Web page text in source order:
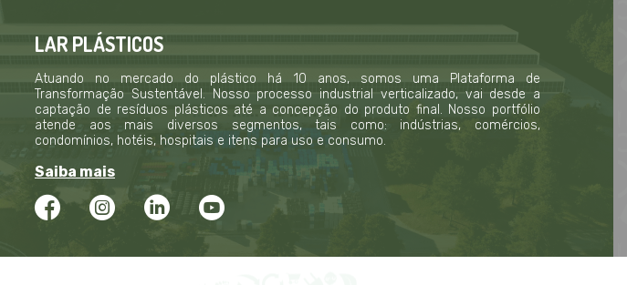
LAR PLÁSTICOS
Atuando no mercado do plástico há 10 anos, somos uma Plataforma de
Transformação Sustentável. Nosso processo industrial verticalizado, vai desde a
captação de resíduos plásticos até a concepção do produto final. Nosso portfólio
atende aos mais diversos segmentos, tais como: indústrias, comércios,
condomínios, hotéis, hospitais e itens para uso e consumo.
Saiba mais